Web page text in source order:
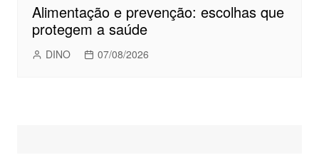
Alimentação e prevenção: escolhas que
protegem a saúde
DINO 07/08/2026